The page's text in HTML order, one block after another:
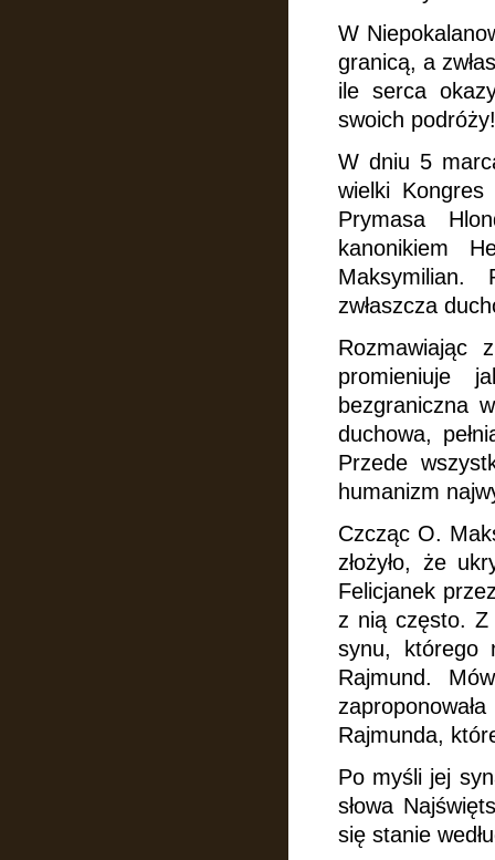
W
granicą, a
ile serca
swoich podróży!
W dniu 5
wielki Kongres
Prymasa
kanonikiem
Maksymilian.
zwłaszcza
Rozmawiając
promieniuje
bezgraniczna
duchowa,
Przede
humanizm
Czcząc O.
złożyło, że
Felicjanek
z nią często. Z
synu, którego
Rajmund.
Rajmunda,
Po myśli jej
słowa
się stanie